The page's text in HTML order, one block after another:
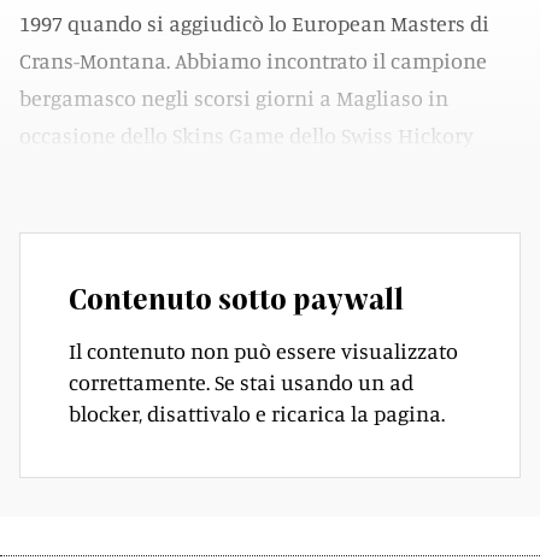
1997 quando si aggiudicò lo European Masters di
Crans-Montana. Abbiamo incontrato il campione
bergamasco negli scorsi giorni a Magliaso in
occasione dello Skins Game dello Swiss Hickory
Contenuto sotto paywall
Il contenuto non può essere visualizzato
correttamente. Se stai usando un ad
blocker, disattivalo e ricarica la pagina.